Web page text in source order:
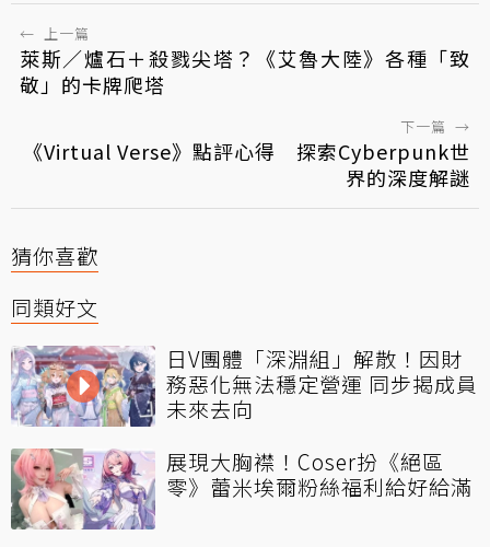
← 上一篇
萊斯／爐石＋殺戮尖塔？《艾魯大陸》各種「致
敬」的卡牌爬塔
下一篇 →
《Virtual Verse》點評心得 探索Cyberpunk世
界的深度解謎
猜你喜歡
同類好文
日V團體「深淵組」解散！因財
務惡化無法穩定營運 同步揭成員
未來去向
展現大胸襟！Coser扮《絕區
零》蕾米埃爾粉絲福利給好給滿